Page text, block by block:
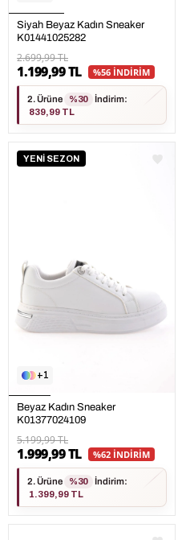
Siyah Beyaz Kadın Sneaker
K01441025282
2.699,99 TL
1.199,99 TL %56 İNDİRİM
2. Ürüne %30 İndirim:
839,99 TL
YENİ SEZON
1
Beyaz Kadın Sneaker
K01377024109
5.199,99 TL
1.999,99 TL %62 İNDİRİM
2. Ürüne %30 İndirim:
1.399,99 TL